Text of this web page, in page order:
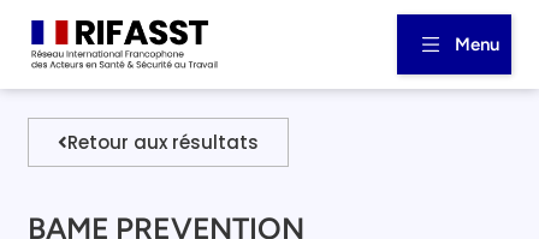
Menu
Retour aux résultats
BAME PREVENTION